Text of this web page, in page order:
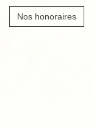
Nos honoraires